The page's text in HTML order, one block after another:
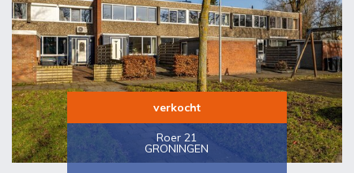
verkocht
Roer 21
GRONINGEN